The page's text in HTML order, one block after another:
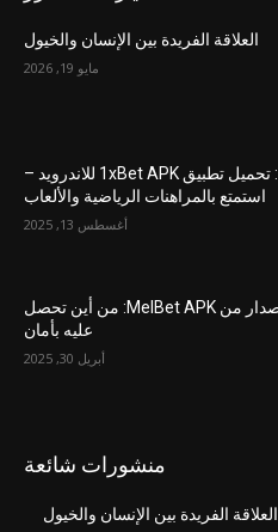
العلاقة الفريدة بين الإنسان والخيول
مايو 19, 2026
عنوان: تحميل تطبيق 1xBet APK للاندرويد –
استمتع بالمراهنات الرياضية والألعاب
أغسطس 13, 2025
أحدث إصدار من MelBet APK: من أين تحصل
عليه بأمان
أبريل 30, 2025
منشورات شائعة
العلاقة الفريدة بين الإنسان والخيول